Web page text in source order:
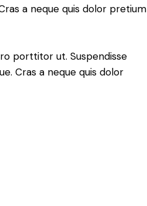
a neque quis dolor pretium
porttitor ut. Suspendisse
Cras a neque quis dolor